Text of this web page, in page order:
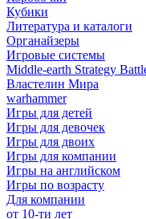
Кубики
Литература и каталоги
Органайзеры
Игровые системы
Middle-earth Strategy
Властелин Мира
warhammer
Игры для детей
Игры для девочек
Игры для двоих
Игры для компании
Игры на английском
Игры по возрасту
Для компании
от 10-ти лет